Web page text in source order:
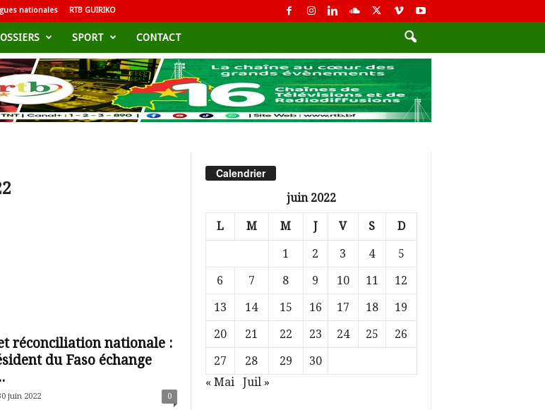
nationales RTB GUIRIKO
SPORT CONTACT
réconciliation nationale :
du Faso échange
juin 2022 0
Calendrier
juin 2022
L M M J V S D
1 2 3 4
5
6
7 8 9 10 11
12
13
14 15 16 17 18
19
20
21 22 23 24 25
26
27
28 29
30
« Mai
Juil »